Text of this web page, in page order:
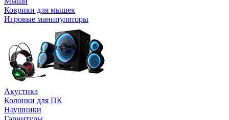
Коврики для мышек
Игровые манипуляторы
Акустика
Колонки для ПК
Наушники